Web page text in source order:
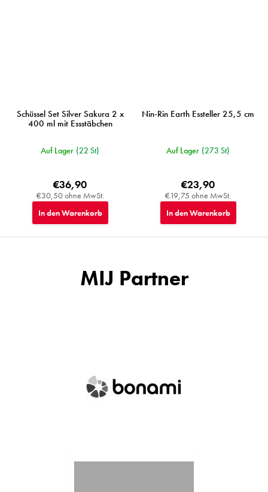
Schüssel Set Silver Sakura 2 x
400 ml mit Essstäbchen
Auf Lager (22 St)
€30,50 ohne MwSt.
€36,90
In den Warenkorb
Nin-Rin Earth Essteller 25,5 cm
Auf Lager (273 St)
€19,75 ohne MwSt.
€23,90
In den Warenkorb
MIJ Partner